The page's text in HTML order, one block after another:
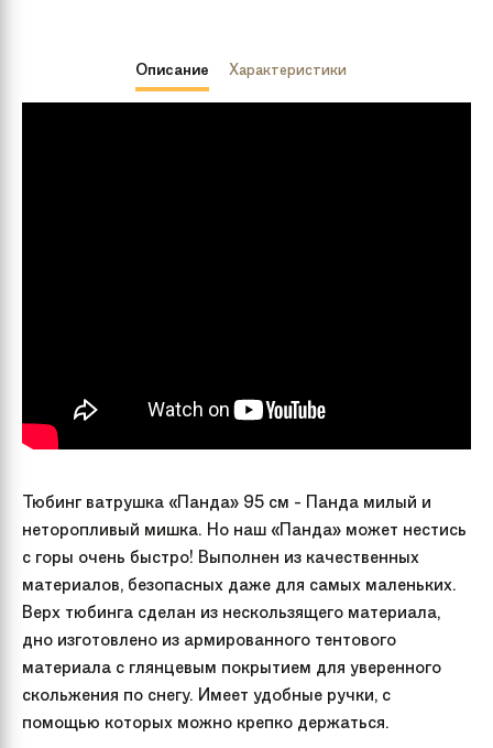
Описание Характеристики
Тюбинг ватрушка «Панда» 95 см - Панда милый и
неторопливый мишка. Но наш «Панда» может нестись
с горы очень быстро! Выполнен из качественных
материалов, безопасных даже для самых маленьких.
Верх тюбинга сделан из нескользящего материала,
дно изготовлено из армированного тентового
материала с глянцевым покрытием для уверенного
скольжения по снегу. Имеет удобные ручки, с
помощью которых можно крепко держаться.